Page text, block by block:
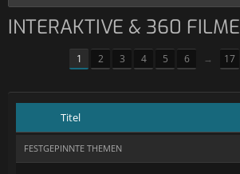
INTERAKTIVE & 360 FILME
1 2 3 4 5 6 → 17
Titel
FESTGEPINNTE THEMEN